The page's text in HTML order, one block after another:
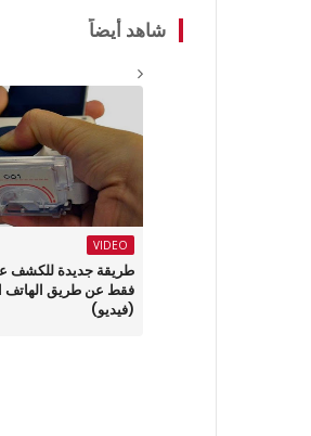
شاهد أيضاً
VIDEO
طريقة جديدة للكشف عن
فقط عن طريق الهاتف
(فيديو)